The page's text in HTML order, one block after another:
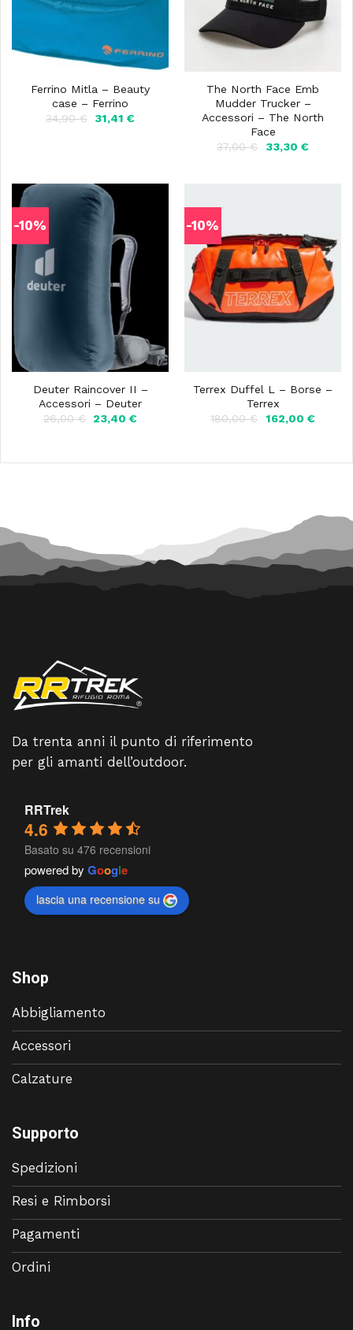
Ferrino Mitla – Beauty
case – Ferrino
34,90€
Il
31,41€Il
The North Face Emb
Mudder Trucker –
Accessori – The North
Face
37,00€
Il
33,30 €Il
-10%
Deuter Raincover II –
Accessori – Deuter
26,00€
Il
26,00 €.
23,40€Il
23,40 €.
-10%
Terrex Duffel L – Borse –
Terrex
180,00€
Il
180,00 €.
162,00 €Il
162,00
Da trenta anni il punto di riferimento
per gli amanti dell’outdoor.
RRTrek
4.6
Basato su 476 recensioni
powered by Google
lascia una recensione su
Shop
Abbigliamento
Accessori
Calzature
Supporto
Spedizioni
Resi e Rimborsi
Pagamenti
Ordini
Info